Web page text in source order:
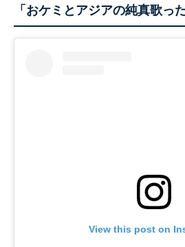
「おケミとアジアの純真歌っ
View this post on